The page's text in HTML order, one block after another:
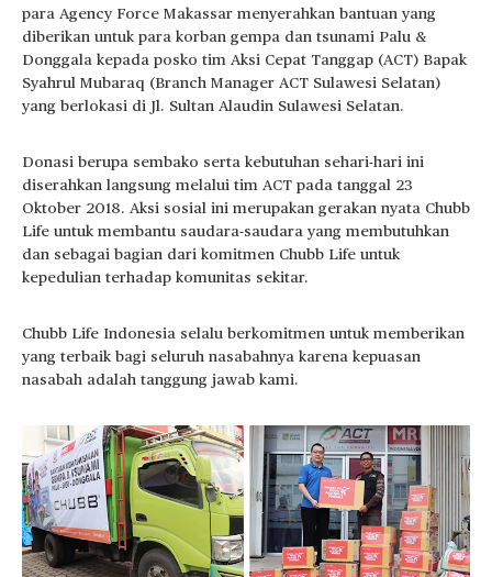
para Agency Force Makassar menyerahkan bantuan yang
diberikan untuk para korban gempa dan tsunami Palu &
Donggala kepada posko tim Aksi Cepat Tanggap (ACT) Bapak
Syahrul Mubaraq (Branch Manager ACT Sulawesi Selatan)
yang berlokasi di Jl. Sultan Alaudin Sulawesi Selatan.
Donasi berupa sembako serta kebutuhan sehari-hari ini
diserahkan langsung melalui tim ACT pada tanggal 23
Oktober 2018. Aksi sosial ini merupakan gerakan nyata Chubb
Life untuk membantu saudara-saudara yang membutuhkan
dan sebagai bagian dari komitmen Chubb Life untuk
kepedulian terhadap komunitas sekitar.
Chubb Life Indonesia selalu berkomitmen untuk memberikan
yang terbaik bagi seluruh nasabahnya karena kepuasan
nasabah adalah tanggung jawab kami.